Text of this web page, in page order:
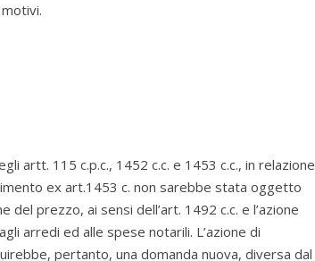
artt. 115 c.p.c., 1452 c.c. e 1453 c.c., in relazione
ex art.1453 c. non sarebbe stata oggetto
prezzo, ai sensi dell’art. 1492 c.c. e l’azione
arredi ed alle spese notarili. L’azione di
pertanto, una domanda nuova, diversa dal